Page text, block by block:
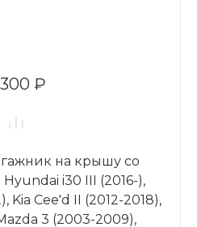
₽
на крышу со
i30 III (2016-),
Kia Cee'd II (2012-2018),
3 (2003-2009),